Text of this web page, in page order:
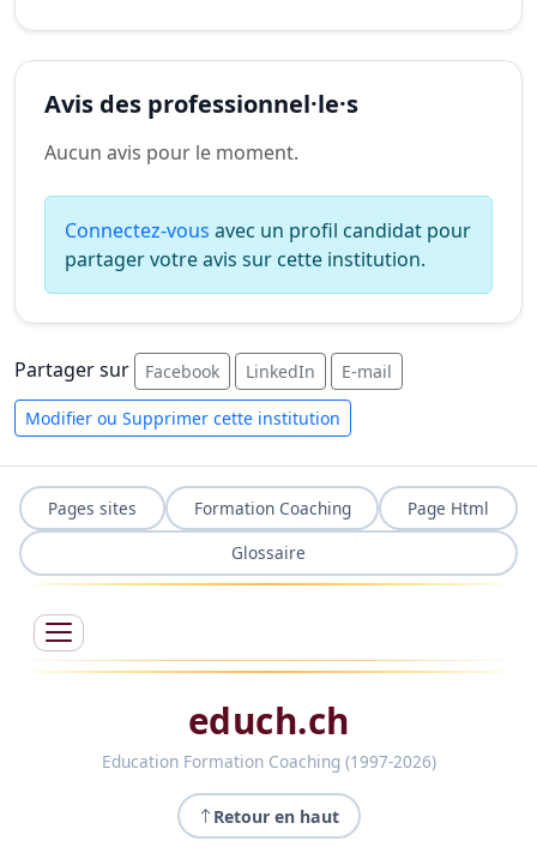
Avis des professionnel·le·s
Aucun avis pour le moment.
Connectez-vous avec un profil candidat pour
partager votre avis sur cette institution.
Partager sur Facebook LinkedIn E-mail
Modifier ou Supprimer cette institution
Pages sites Formation Coaching
Page Html
Glossaire
educh.ch
Education Formation Coaching (1997-2026)
Retour en haut